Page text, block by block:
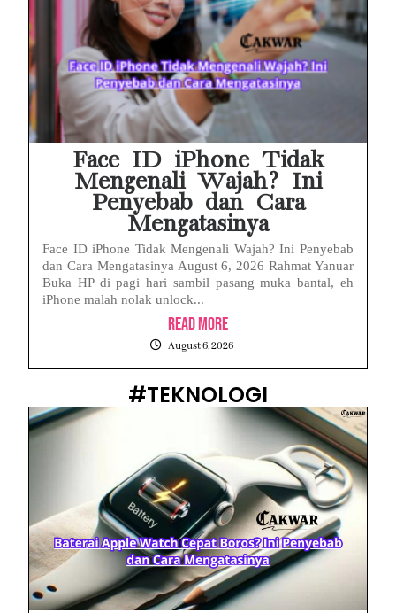
Face ID iPhone Tidak
Mengenali Wajah? Ini
Penyebab dan Cara
Mengatasinya
Face ID iPhone Tidak Mengenali Wajah? Ini Penyebab
dan Cara Mengatasinya August 6, 2026 Rahmat Yanuar
Buka HP di pagi hari sambil pasang muka bantal, eh
iPhone malah nolak unlock...
Read More
August 6, 2026
#TEKNOLOGI